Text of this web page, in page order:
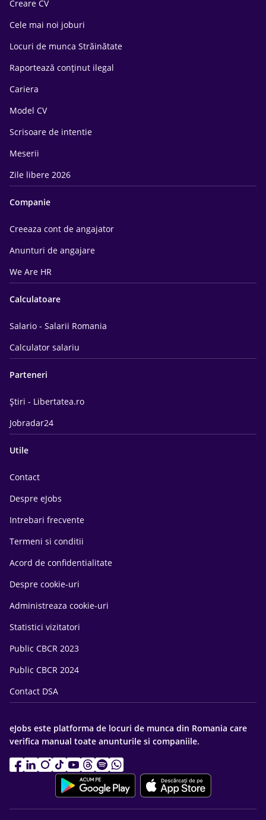
Creare CV
Cele mai noi joburi
Locuri de munca Străinătate
Raportează conținut ilegal
Cariera
Model CV
Scrisoare de intentie
Meserii
Zile libere 2026
Companie
Creeaza cont de angajator
Anunturi de angajare
We Are HR
Calculatoare
Salario - Salarii Romania
Calculator salariu
Parteneri
Știri - Libertatea.ro
Jobradar24
Utile
Contact
Despre eJobs
Intrebari frecvente
Termeni si conditii
Acord de confidentialitate
Despre cookie-uri
Administreaza cookie-uri
Statistici vizitatori
Public CBCR 2023
Public CBCR 2024
Contact DSA
eJobs este platforma de locuri de munca din Romania care
verifica manual toate anunturile si companiile.